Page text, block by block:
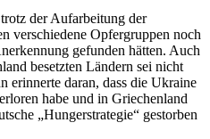
der Aufarbeitung der
verschiedene Opfergruppen noch
gefunden hätten. Auch
besetzten Ländern sei nicht
erinnerte daran, dass die Ukraine
habe und in Griechenland
„Hungerstrategie“ gestorben